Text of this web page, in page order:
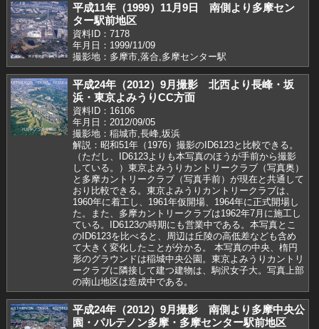
平成11年（1999）11月9日 南側より多摩セン
ター駅前地区
資料ID：7178
年月日：1999/11/09
撮影地：多摩市,落合,多摩センター駅
平成24年（2012）9月撮影 北西より長峰・坂
浜・東京よみうりCC方面
資料ID：16106
年月日：2012/09/05
撮影地：稲城市,長峰,坂浜
解説：昭和51年（1976）撮影のID6123と比較できる。
（ただし、ID6123よりも本写真のほうが手前から撮影
している。）東京よみうりカントリークラブ（写真奥）
と多摩カントリークラブ（写真手前）が現在と共通して
おり比較できる。東京よみうりカントリークラブは、
1960年に着工し、1961年仮開場、1964年に正式開場し
た。また、多摩カントリークラブは1962年7月に施工し
ている。ID6123の時期にも営業中である。本写真とこ
のID6123を比べると、周辺は丘陵の高低差なども含め
て大きく変化したことが分かる。 本写真の中央、楕円
形のグラウンドは稲城中央公園。東京よみうりカントリ
ークラブに隣接して建つ建物は、駒沢女子大。写真上部
の南山地区は造成中である。
平成24年（2012）9月撮影 南側より多摩中央公
園・パルテノン多摩・多摩センター駅前地区